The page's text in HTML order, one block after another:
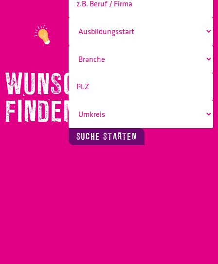
WUNSCHBERUF
FINDEN!
SUCHE STARTEN